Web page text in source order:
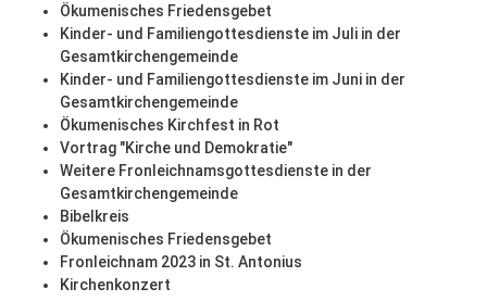
Ökumenisches Friedensgebet
Kinder- und Familiengottesdienste im Juli in der
Gesamtkirchengemeinde
Kinder- und Familiengottesdienste im Juni in der
Gesamtkirchengemeinde
Ökumenisches Kirchfest in Rot
Vortrag "Kirche und Demokratie"
Weitere Fronleichnamsgottesdienste in der
Gesamtkirchengemeinde
Bibelkreis
Ökumenisches Friedensgebet
Fronleichnam 2023 in St. Antonius
Kirchenkonzert